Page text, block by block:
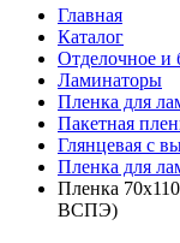
Главная
Каталог
Отделочное и
Ламинаторы
Пленка для
Пакетная
Глянцевая с
Пленка для
Пленка
ВСПЭ)